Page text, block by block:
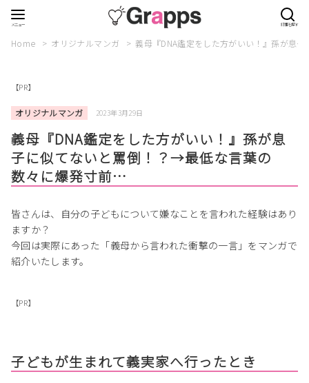
Home オリジナルマンガ 義母『DNA鑑定をした方がいい！』孫が息
【PR】
オリジナルマンガ 2023年3月29日
義母『DNA鑑定をした方がいい！』孫が息
子に似てないと罵倒！？→最低な言葉の
数々に爆発寸前…
皆さんは、自分の子どもについて嫌なことを言われた経験はあり
ますか？
今回は実際にあった「義母から言われた衝撃の一言」をマンガで
紹介いたします。
【PR】
子どもが生まれて義実家へ行ったとき